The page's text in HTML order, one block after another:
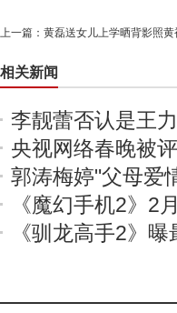
上一篇： 黄磊送女儿上学晒背影照
相关新闻
李靓蕾否认是王
央视网络春晚被
郭涛梅婷"父母爱
《魔幻手机2》2
《驯龙高手2》